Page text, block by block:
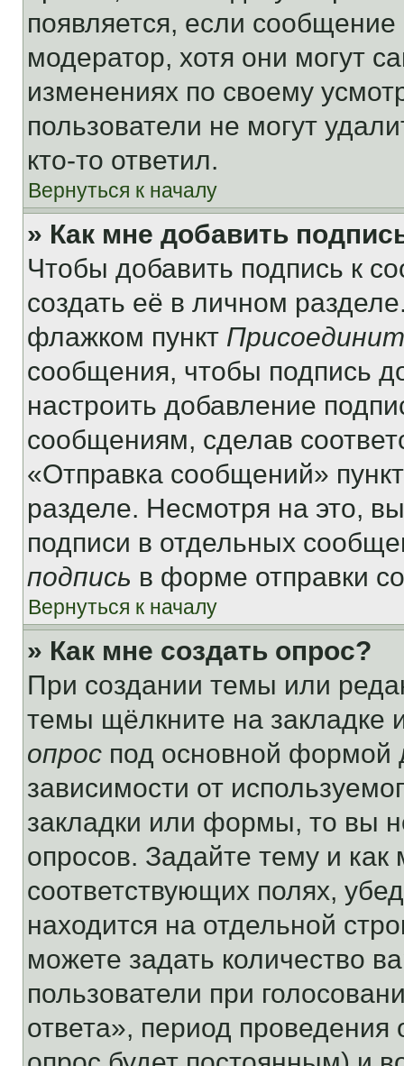
появляется, если
модератор, хотя они могут
изменениях по своему
пользователи не могут
кто-то ответил.
Вернуться к началу
» Как мне добавить
Чтобы добавить подпись к
создать её в личном
флажком пункт
сообщения, чтобы подпись
настроить добавление
сообщениям, сделав
«Отправка сообщений»
разделе. Несмотря на это,
подписи в отдельных
подпись в форме отправки
Вернуться к началу
» Как мне создать опрос?
При создании темы или
темы щёлкните на
опрос под основной формой
зависимости от
закладки или формы, то вы
опросов. Задайте тему и
соответствующих полях,
находится на отдельной
можете задать количество
пользователи при
ответа», период проведения